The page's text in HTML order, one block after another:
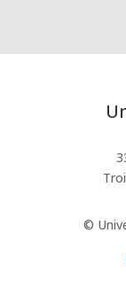
©